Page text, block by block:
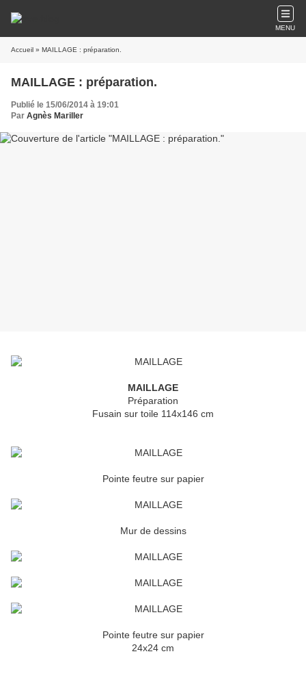
MENU
Accueil » MAILLAGE : préparation.
MAILLAGE : préparation.
Publié le 15/06/2014 à 19:01
Par Agnès Mariller
MAILLAGE
Préparation
Fusain sur toile 114x146 cm
Pointe feutre sur papier
Mur de dessins
Pointe feutre sur papier
24x24 cm